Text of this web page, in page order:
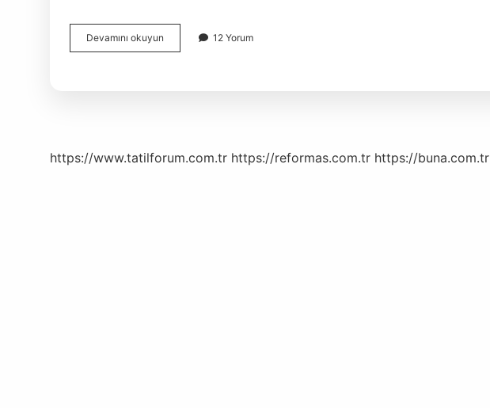
Devamını okuyun
Alkin
12 Yorum
https://www.tatilforum.com.tr https://reformas.com.tr https://buna.com.tr